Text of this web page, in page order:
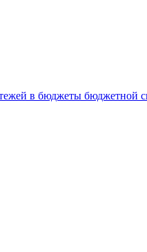
в бюджеты бюджетной